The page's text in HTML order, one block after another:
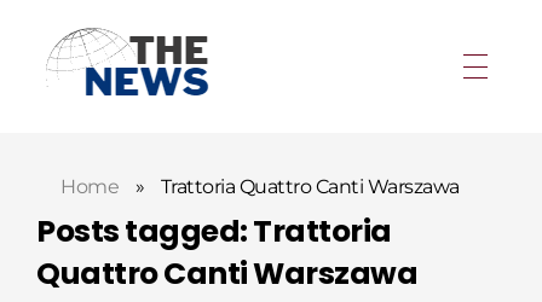
Home » Trattoria Quattro Canti Warszawa
Posts tagged: Trattoria
Quattro Canti Warszawa